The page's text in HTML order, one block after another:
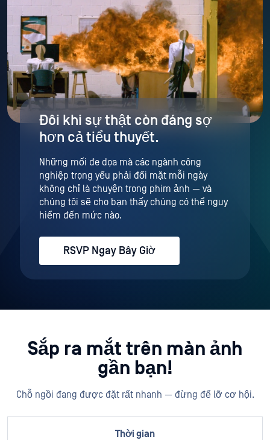
Đôi khi sự thật còn đáng sợ
hơn cả tiểu thuyết.
Những mối đe dọa mà các ngành công
nghiệp trọng yếu phải đối mặt mỗi ngày
không chỉ là chuyện trong phim ảnh — và
chúng tôi sẽ cho bạn thấy chúng có thể nguy
hiểm đến mức nào.
RSVP Ngay Bây Giờ
Sắp ra mắt trên màn ảnh
gần bạn!
Chỗ ngồi đang được đặt rất nhanh — đừng để lỡ cơ hội.